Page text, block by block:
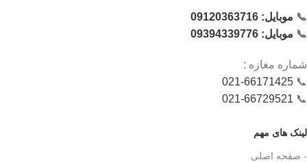
📞 موبایل: 09120363716
📞 موبایل: 09394339776
شماره‌ مغازه :
📞
021-66171425
📞
021-66729521
لینک های مهم
- صفحه اصلی